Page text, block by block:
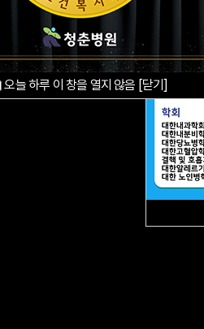
오늘 하루 이 창을 열지 않음 [닫기]